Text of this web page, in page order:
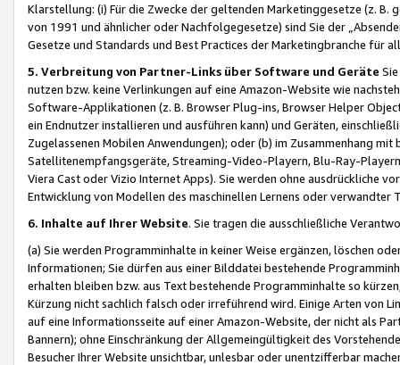
Klarstellung: (i) Für die Zwecke der geltenden Marketinggesetze (z. B.
von 1991 und ähnlicher oder Nachfolgegesetze) sind Sie der
Gesetze und Standards und Best Practices der Marketingbranche für
5. Verbreitung von Partner-Links über Software und Geräte
nutzen bzw. keine Verlinkungen auf eine Amazon-Website wie
Software-Applikationen (z. B. Browser Plug-ins, Browser Helper
ein Endnutzer installieren und ausführen kann) und Geräten,
Zugelassenen Mobilen Anwendungen); oder (b) im Zusammenhang
Satellitenempfangsgeräte, Streaming-Video-Playern, Blu-Ray-
Viera Cast oder Vizio Internet Apps). Sie werden ohne ausdrückliche
Entwicklung von Modellen des maschinellen Lernens oder
6. Inhalte auf Ihrer Website. Sie tragen die ausschließliche
(a) Sie werden Programminhalte in keiner Weise ergänzen, löschen
Informationen; Sie dürfen aus einer Bilddatei bestehende
erhalten bleiben bzw. aus Text bestehende Programminhalte so
Kürzung nicht sachlich falsch oder irreführend wird. Einige Arten von
auf eine Informationsseite auf einer Amazon-Website, der nicht als
Bannern); ohne Einschränkung der Allgemeingültigkeit des
Besucher Ihrer Website unsichtbar, unlesbar oder unentzifferbar